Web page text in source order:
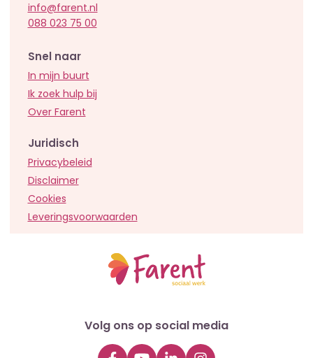
info@farent.nl
088 023 75 00
Snel naar
In mijn buurt
Ik zoek hulp bij
Over Farent
Juridisch
Privacybeleid
Disclaimer
Cookies
Leveringsvoorwaarden
Volg ons op social media